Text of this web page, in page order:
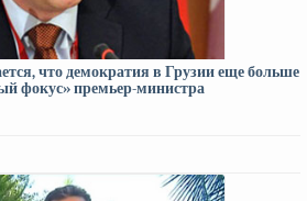
что демократия в Грузии еще больше
фокус» премьер-министра